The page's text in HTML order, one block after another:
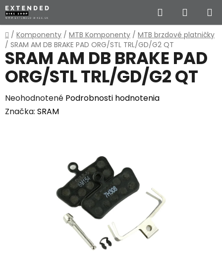
Prejsť
na
obsah
Hľadať
KOŠÍK
Domov
/ Komponenty / MTB Komponenty / MTB brzdové platničky
/ SRAM AM DB BRAKE PAD ORG/STL TRL/GD/G2 QT
SRAM AM DB BRAKE PAD
ORG/STL TRL/GD/G2 QT
Priemerné
hodnotenie
Neohodnotené Podrobnosti hodnotenia
Značka: SRAM